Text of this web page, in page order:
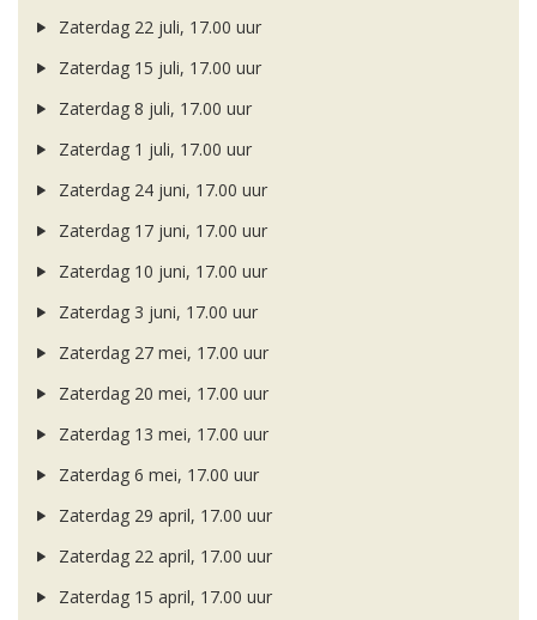
Zaterdag 22 juli, 17.00 uur
Zaterdag 15 juli, 17.00 uur
Zaterdag 8 juli, 17.00 uur
Zaterdag 1 juli, 17.00 uur
Zaterdag 24 juni, 17.00 uur
Zaterdag 17 juni, 17.00 uur
Zaterdag 10 juni, 17.00 uur
Zaterdag 3 juni, 17.00 uur
Zaterdag 27 mei, 17.00 uur
Zaterdag 20 mei, 17.00 uur
Zaterdag 13 mei, 17.00 uur
Zaterdag 6 mei, 17.00 uur
Zaterdag 29 april, 17.00 uur
Zaterdag 22 april, 17.00 uur
Zaterdag 15 april, 17.00 uur